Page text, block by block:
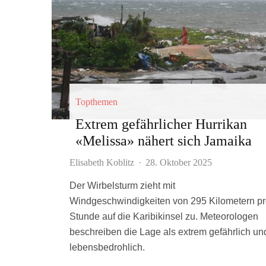
Topthemen
Extrem gefährlicher Hurrikan
«Melissa» nähert sich Jamaika
Elisabeth Koblitz · 28. Oktober 2025
Der Wirbelsturm zieht mit
Windgeschwindigkeiten von 295 Kilometern
Stunde auf die Karibikinsel zu. Meteorologen
beschreiben die Lage als extrem gefährlich
lebensbedrohlich.